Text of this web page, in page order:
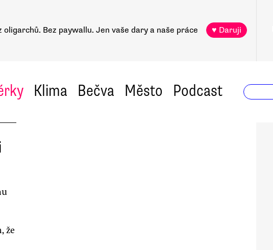
oligarchů. Bez paywallu. Jen vaše dary a naše práce ♥ Daruji
Klima Bečva Město Podcast
že